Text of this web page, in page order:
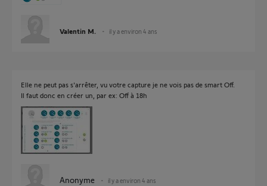
Valentin M. il y a environ 4 ans
Elle ne peut pas s'arrêter, vu votre capture je ne vois pas de smart Off.
Il faut donc en créer un, par ex: Off à 18h
Anonyme il y a environ 4 ans